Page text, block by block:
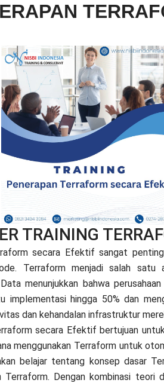
TRAINING
secara Efektif sangat
Terraform menjadi salah
menunjukkan bahwa
hingga 50% dan
dan kehandalan infrastruktur
secara Efektif bertujuan
menggunakan Terraform untuk
belajar tentang konsep dasar
Dengan kombinasi teori